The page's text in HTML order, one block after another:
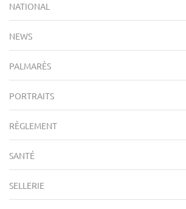
NATIONAL
NEWS
PALMARÈS
PORTRAITS
RÈGLEMENT
SANTÉ
SELLERIE